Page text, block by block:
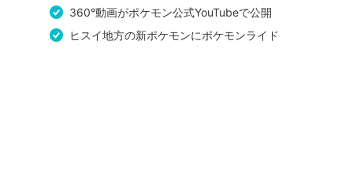
360°動画がポケモン公式YouTubeで公開
ヒスイ地方の新ポケモンにポケモンライド